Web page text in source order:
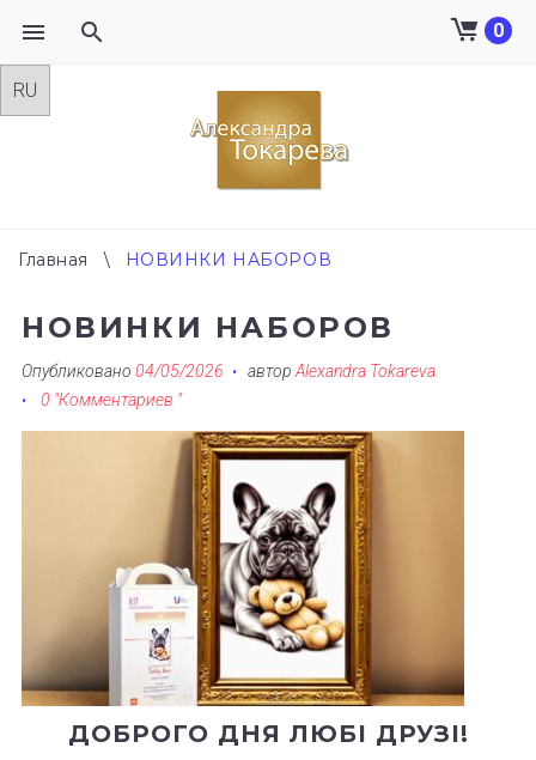
Skip
0
Главная \ НОВИНКИ НАБОРОВ
НОВИНКИ НАБОРОВ
Опубликовано 04/05/2026 автор Alexandra Tokareva
0 "Комментариев "
ДОБРОГО ДНЯ ЛЮБІ ДРУЗІ!